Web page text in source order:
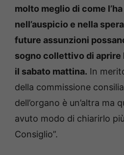
molto meglio di come
nell’auspicio e nella
future assunzioni
sogno collettivo di aprire
il sabato mattina. In
della commissione
dell’organo è un’altra ma
avuto modo di chiarirlo
Consiglio”.